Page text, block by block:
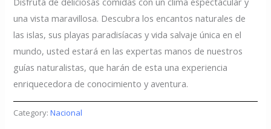
una vista maravillosa. Descubra los encantos naturales de
las islas, sus playas paradisíacas y vida salvaje única en el
mundo, usted estará en las expertas manos de nuestros
guías naturalistas, que harán de esta una experiencia
enriquecedora de conocimiento y aventura.
Category:Nacional